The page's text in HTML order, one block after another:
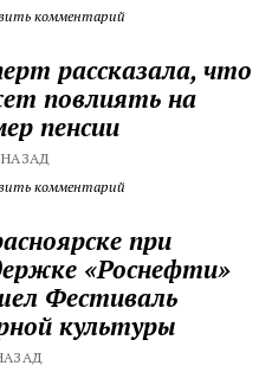
комментарий
рассказала, что
повлиять на
пенсии
комментарий
при
«Роснефти»
Фестиваль
культуры